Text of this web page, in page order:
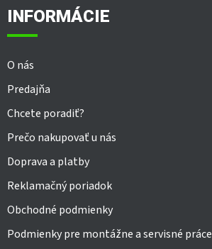
INFORMÁCIE
O nás
Predajňa
Chcete poradiť?
Prečo nakupovať u nás
Doprava a platby
Reklamačný poriadok
Obchodné podmienky
Podmienky pre montážne a servisné práce